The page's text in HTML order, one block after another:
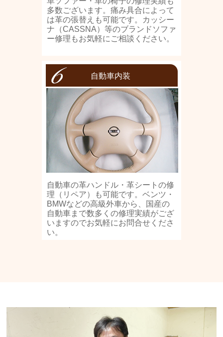
多数ございます。痛み具合によって
は革の張替えも可能です。カッシー
ナ（CASSNA）等のブランドソファ
ー修理もお気軽にご相談ください。
自動車内装
自動車の革ハンドル・革シートの修
理（リペア）も可能です。ベンツ・
BMWなどの高級外車から、国産の
自動車まで数多くの修理実績がござ
いますのでお気軽にお問合せくださ
い。